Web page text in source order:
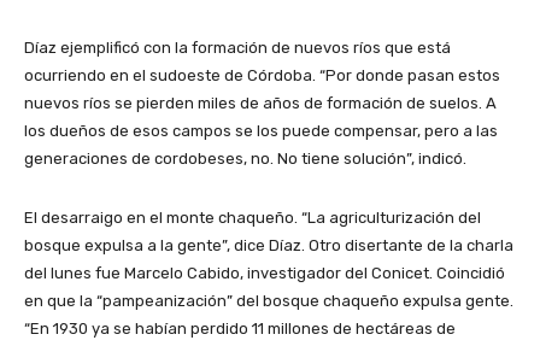
Díaz ejemplificó con la formación de nuevos ríos que está
ocurriendo en el sudoeste de Córdoba. “Por donde pasan estos
nuevos ríos se pierden miles de años de formación de suelos. A
los dueños de esos campos se los puede compensar, pero a las
generaciones de cordobeses, no. No tiene solución”, indicó.
El desarraigo en el monte chaqueño. “La agriculturización del
bosque expulsa a la gente”, dice Díaz. Otro disertante de la charla
del lunes fue Marcelo Cabido, investigador del Conicet. Coincidió
en que la “pampeanización” del bosque chaqueño expulsa gente.
“En 1930 ya se habían perdido 11 millones de hectáreas de